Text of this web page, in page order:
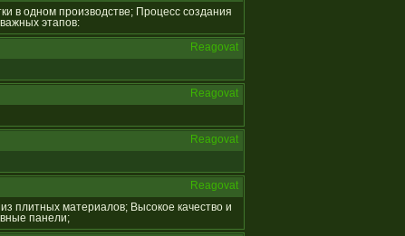
в одном производстве; Процесс создания
этапов:
Reagovat
Reagovat
Reagovat
Reagovat
плитных материалов; Высокое качество и
панели;